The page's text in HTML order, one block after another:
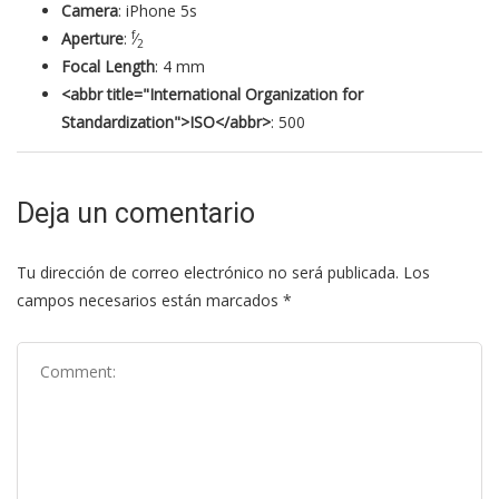
Camera: iPhone 5s
Aperture: f⁄2
Focal Length: 4 mm
<abbr title="International Organization for
Standardization">ISO</abbr>: 500
Deja un comentario
Tu dirección de correo electrónico no será publicada. Los
campos necesarios están marcados *